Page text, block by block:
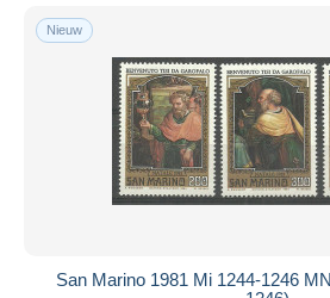
Nieuw
San Marino 1981 Mi 1244-1246